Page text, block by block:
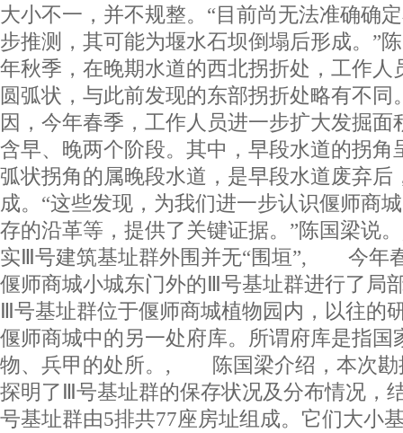
大小不一，并不规整。“目前尚无法准确确
步推测，其可能为堰水石坝倒塌后形成。
年秋季，在晚期水道的西北拐折处，工作人
圆弧状，与此前发现的东部拐折处略有不同
因，今年春季，工作人员进一步扩大发掘面
含早、晚两个阶段。其中，早段水道的拐角
弧状拐角的属晚段水道，是早段水道废弃后
成。“这些发现，为我们进一步认识偃师商
存的沿革等，提供了关键证据。”陈国梁
实Ⅲ号建筑基址群外围并无“围垣”, 今年
偃师商城小城东门外的Ⅲ号基址群进行了局
Ⅲ号基址群位于偃师商城植物园内，以往的
偃师商城中的另一处府库。所谓府库是指国
物、兵甲的处所。, 陈国梁介绍，本次勘
探明了Ⅲ号基址群的保存状况及分布情况，
号基址群由5排共77座房址组成。它们大小